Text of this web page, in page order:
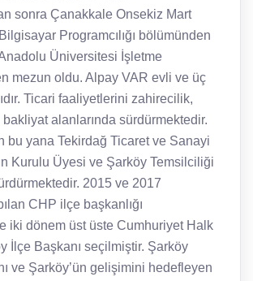
sonra Çanakkale Onsekiz Mart
Programcılığı bölümünden
Üniversitesi İşletme
mezun oldu. Alpay VAR evli ve üç
Ticari faaliyetlerini zahirecilik,
bakliyat alanlarında sürdürmektedir.
bu yana Tekirdağ Ticaret ve Sanayi
Kurulu Üyesi ve Şarköy Temsilciliği
2015 ve 2017
CHP ilçe başkanlığı
iki dönem üst üste Cumhuriyet Halk
İlçe Başkanı seçilmiştir. Şarköy
ve Şarköy’ün gelişimini hedefleyen